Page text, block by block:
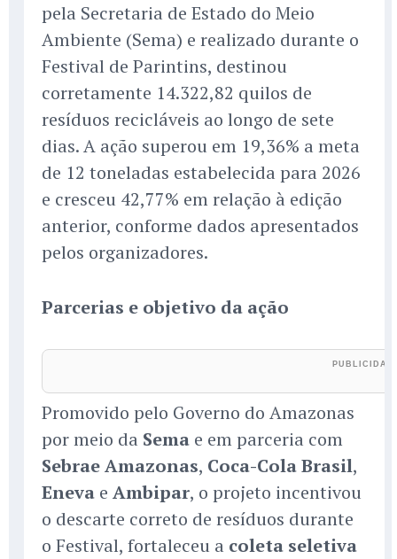
pela Secretaria de Estado do Meio
Ambiente (Sema) e realizado durante o
Festival de Parintins, destinou
corretamente 14.322,82 quilos de
resíduos recicláveis ao longo de sete
dias. A ação superou em 19,36% a meta
de 12 toneladas estabelecida para 2026
e cresceu 42,77% em relação à edição
anterior, conforme dados apresentados
pelos organizadores.
Parcerias e objetivo da ação
Promovido pelo Governo do Amazonas
por meio da Sema e em parceria com
Sebrae Amazonas, Coca-Cola Brasil,
Eneva e Ambipar, o projeto incentivou
o descarte correto de resíduos durante
o Festival, fortaleceu a coleta seletiva